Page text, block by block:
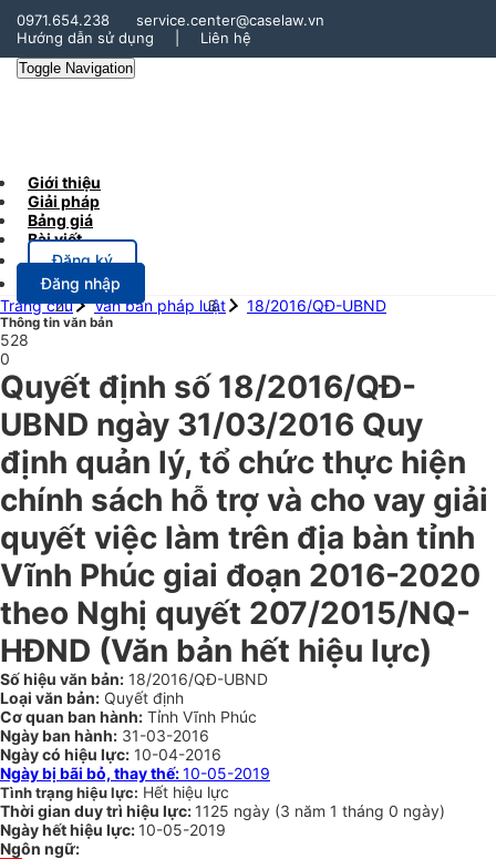
0971.654.238
service.center@caselaw.vn
Hướng dẫn sử dụng
Liên hệ
Toggle Navigation
Giới thiệu
Giải pháp
Bảng giá
Bài viết
Đăng ký
Đăng nhập
Trang chủ
Văn bản pháp luật 18/2016/QĐ-UBND
Thông tin văn bản
528
0
Quyết định số 18/2016/QĐ-
UBND ngày 31/03/2016 Quy
định quản lý, tổ chức thực hiện
chính sách hỗ trợ và cho vay giải
quyết việc làm trên địa bàn tỉnh
Vĩnh Phúc giai đoạn 2016-2020
theo Nghị quyết 207/2015/NQ-
HĐND (Văn bản hết hiệu lực)
Số hiệu văn bản: 18/2016/QĐ-UBND
Loại văn bản: Quyết định
Cơ quan ban hành: Tỉnh Vĩnh Phúc
Ngày ban hành: 31-03-2016
Ngày có hiệu lực: 10-04-2016
Ngày bị bãi bỏ, thay thế:10-05-2019
Tình trạng hiệu lực: Hết hiệu lực
Thời gian duy trì hiệu lực: 1125 ngày (3 năm 1 tháng 0 ngày)
Ngày hết hiệu lực: 10-05-2019
Ngôn ngữ: